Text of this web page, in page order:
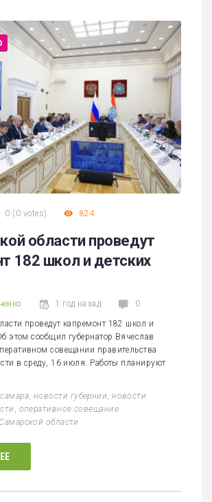
0 ( 0 votes) 824
области проведут
182 школ и детских
1 год назад 0
проведут капремонт 182 школ и
этом сообщил губернатор Вячеслав
совещании правительства
в среду, 16 июля. Работы планируют
,новости губернии,новости
, оперативное совещание
области